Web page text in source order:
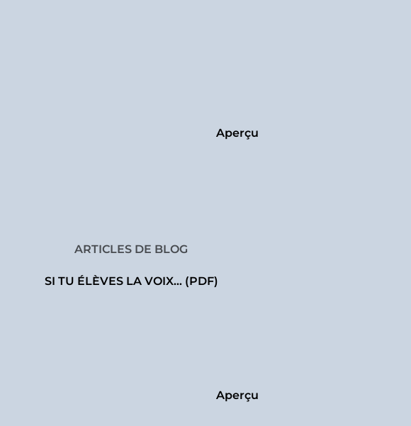
Aperçu
ARTICLES DE BLOG
SI TU ÉLÈVES LA VOIX… (PDF)
Aperçu